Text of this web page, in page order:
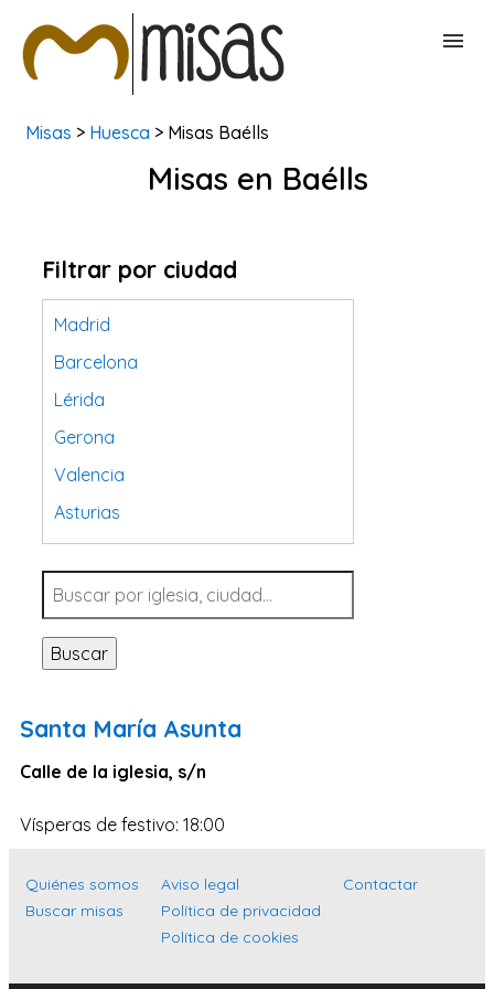
BUSCAR MISAS
Misas > Huesca > Misas Baélls
Misas en Baélls
Filtrar por ciudad
Madrid
Barcelona
Lérida
Gerona
Valencia
Asturias
Tarragona
Navarra
Valladolid
Sevilla
Santa Cruz de Tenerife
Cantabria
Islas Baleares
Málaga
Buscar
Santa María Asunta
Calle de la iglesia, s/n
Vísperas de festivo: 18:00
Quiénes somos
Buscar misas
Aviso legal
Política de privacidad
Política de cookies
Contactar